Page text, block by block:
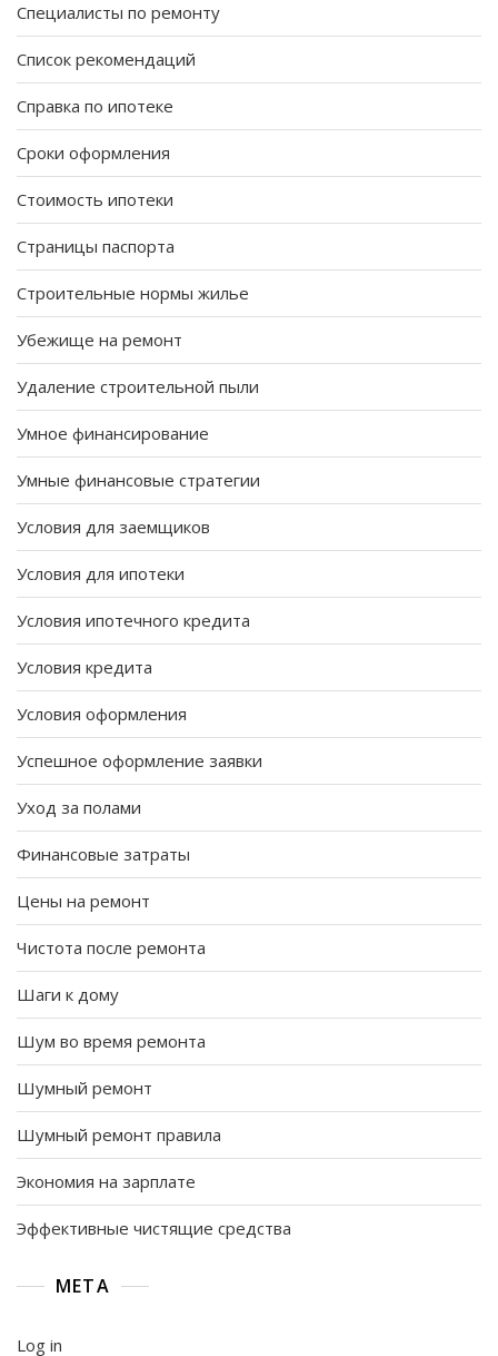
Специалисты по ремонту
Список рекомендаций
Справка по ипотеке
Сроки оформления
Стоимость ипотеки
Страницы паспорта
Строительные нормы жилье
Убежище на ремонт
Удаление строительной пыли
Умное финансирование
Умные финансовые стратегии
Условия для заемщиков
Условия для ипотеки
Условия ипотечного кредита
Условия кредита
Условия оформления
Успешное оформление заявки
Уход за полами
Финансовые затраты
Цены на ремонт
Чистота после ремонта
Шаги к дому
Шум во время ремонта
Шумный ремонт
Шумный ремонт правила
Экономия на зарплате
Эффективные чистящие средства
META
Log in